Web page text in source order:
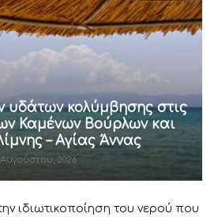
υδάτων κολύμβησης στις
Καμένων Βούρλων και
– Αγίας Άννας
2026
ιδιωτικοποίηση του νερού που